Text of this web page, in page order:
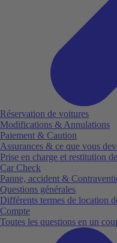
Réservation de voitures
Modifications & Annulations
Paiement & Caution
Assurances & ce que vous
Prise en charge et restitution
Car Check
Panne, accident &
Questions générales
Différents termes de location
Compte
Toutes les questions en un